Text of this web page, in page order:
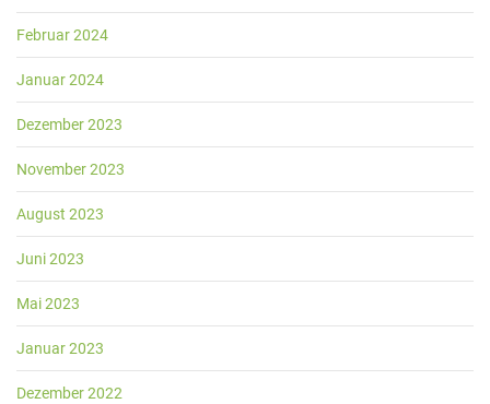
Februar 2024
Januar 2024
Dezember 2023
November 2023
August 2023
Juni 2023
Mai 2023
Januar 2023
Dezember 2022